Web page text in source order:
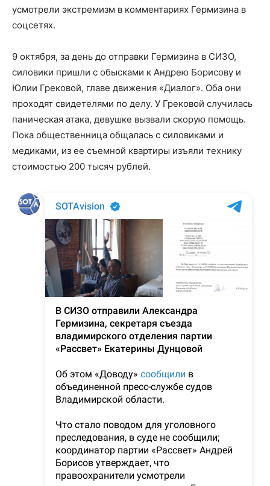
усмотрели экстремизм в комментариях Гермизина в
соцсетях.
9 октября, за день до отправки Гермизина в СИЗО,
силовики пришли с обысками к Андрею Борисову и
Юлии Грековой, главе движения «Диалог». Оба они
проходят свидетелями по делу. У Грековой случилась
паническая атака, девушке вызвали скорую помощь.
Пока общественница общалась с силовиками и
медиками, из ее съемной квартиры изъяли технику
стоимостью 200 тысяч рублей.